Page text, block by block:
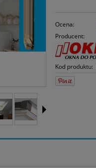
Ocena:
Producent:
Kod produktu: